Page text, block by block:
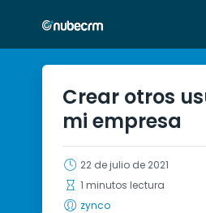
Crear otros
mi empresa
22 de julio de 2021
1 minutos lectura
zynco